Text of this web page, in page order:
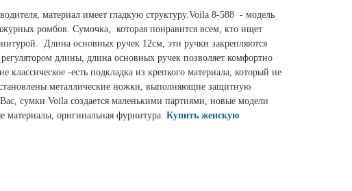
материал имеет гладкую структуру.Voila 8-588 - модель
ромбов. Сумочка, которая понравится всем, кто ищет
Длина основных ручек 12см, эти ручки закрепляются
длины, длина основных ручек позволяет комфортно
-есть подкладка из крепкого материала, который не
металлические ножки, выполняющие защитную
сумки Voila создается маленькими партиями, новые модели
материалы, оригинальная фурнитура. Купить женскую